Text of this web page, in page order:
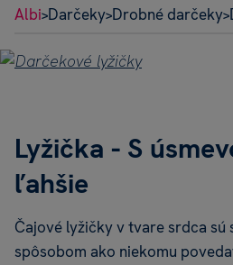
Albi>Darčeky>Drobné darčeky>
Lyžička - S
ľahšie
Čajové lyžičky v tvare srdca sú
spôsobom ako niekomu